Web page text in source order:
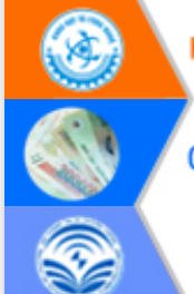
Tháo gỡ những vướng mắc, đẩy
công tác cải cách thủ tục
tại Trung tâm Phục vụ hành
công tỉnh
Đắk Lắk: Tôn vinh 46 giải pháp
thi Sáng tạo Kỹ thuật 2024 -
Đắk Lắk rà soát, điều chỉnh
về phát triển nuôi trồng thủy sản
Phó Chủ tịch UBND tỉnh Đắk Lắk
Trương Công Thái kiểm tra thực
Dự án cao tốc Khánh Hòa -
Thuột